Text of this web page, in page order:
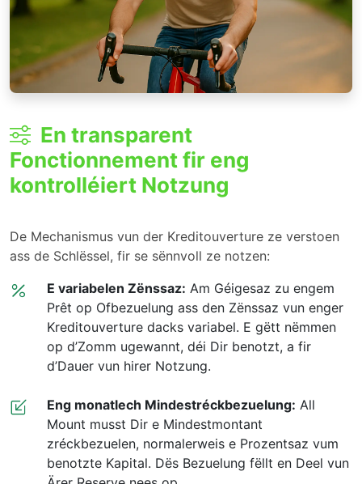
En transparent
Fonctionnement fir eng
kontrolléiert Notzung
De Mechanismus vun der Kreditouverture ze verstoen
ass de Schlëssel, fir se sënnvoll ze notzen:
E variabelen Zënssaz: Am Géigesaz zu engem
Prêt op Ofbezuelung ass den Zënssaz vun enger
Kreditouverture dacks variabel. E gëtt nëmmen
op d’Zomm ugewannt, déi Dir benotzt, a fir
d’Dauer vun hirer Notzung.
Eng monatlech Mindestréckbezuelung: All
Mount musst Dir e Mindestmontant
zréckbezuelen, normalerweis e Prozentsaz vum
benotzte Kapital. Dës Bezuelung fëllt en Deel vun